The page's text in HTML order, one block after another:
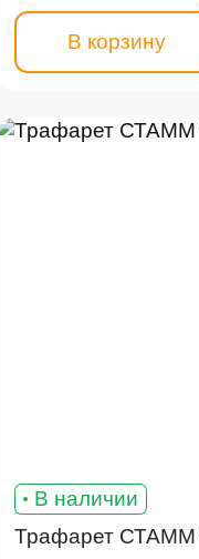
В корзину
В наличии
Трафарет